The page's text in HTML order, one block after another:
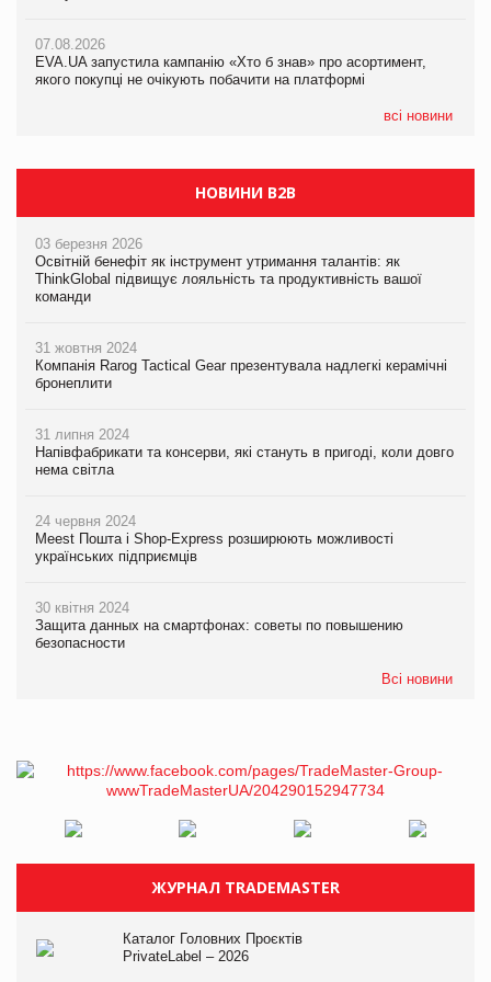
07.08.2026
EVA.UA запустила кампанію «Хто б знав» про асортимент,
якого покупці не очікують побачити на платформі
всі новини
05.08.2026
Мережа супермаркетів VARUS купує мережу магазинів
НОВИНИ B2B
03 березня 2026
Освітній бенефіт як інструмент утримання талантів: як
ThinkGlobal підвищує лояльність та продуктивність вашої
команди
31 жовтня 2024
Компанія Rarog Tactical Gear презентувала надлегкі керамічні
бронеплити
31 липня 2024
Напівфабрикати та консерви, які стануть в пригоді, коли довго
нема світла
24 червня 2024
Meest Пошта і Shop-Express розширюють можливості
українських підприємців
30 квітня 2024
Защита данных на смартфонах: советы по повышению
безопасности
Всі новини
ЖУРНАЛ TRADEMASTER
Каталог Головних Проєктів
PrivateLabel – 2026